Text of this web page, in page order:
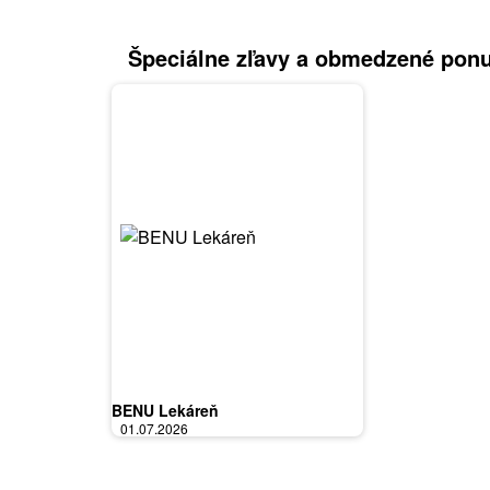
Špeciálne zľavy a obmedzené
BENU Lekáreň
01.07.2026